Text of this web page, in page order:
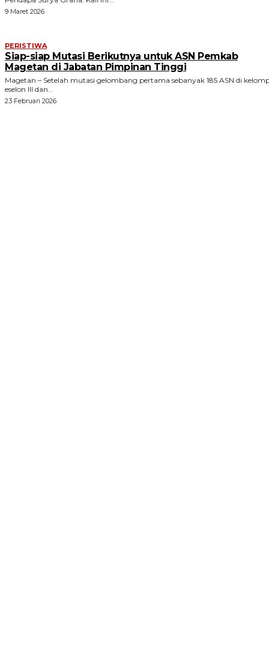
9 Maret 2026
PERISTIWA
Siap-siap Mutasi Berikutnya untuk ASN Pemkab
Magetan di Jabatan Pimpinan Tinggi
Magetan – Setelah mutasi gelombang pertama sebanyak 185 ASN di
eselon III dan...
23 Februari 2026